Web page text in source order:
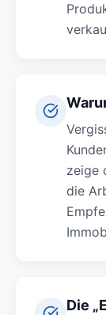
zeige
die
Die